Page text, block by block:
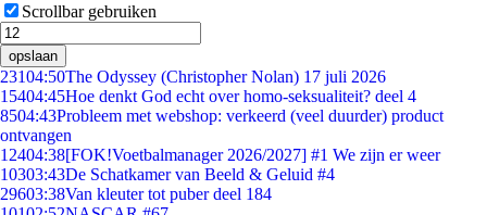
Scrollbar gebruiken
opslaan
23104:50The Odyssey (Christopher Nolan) 17 juli 2026
15404:45Hoe denkt God echt over homo-seksualiteit? deel 4
8504:43Probleem met webshop: verkeerd (veel duurder) product
ontvangen
12404:38[FOK!Voetbalmanager 2026/2027] #1 We zijn er weer
10303:43De Schatkamer van Beeld & Geluid #4
29603:38Van kleuter tot puber deel 184